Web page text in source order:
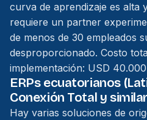
curva de aprendizaje es alta
requiere un partner
de menos de 30 empleados
desproporcionado. Costo
implementación: USD
ERPs ecuatorianos
Conexión Total y
Hay varias soluciones de